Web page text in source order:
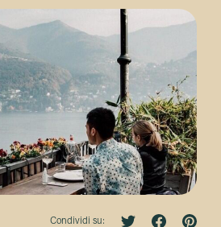
Condividi su: